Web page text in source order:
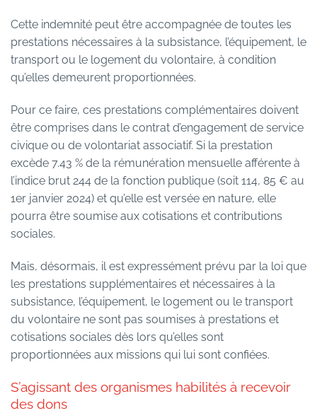
Cette indemnité peut être accompagnée de toutes les
prestations nécessaires à la subsistance, l’équipement, le
transport ou le logement du volontaire, à condition
qu’elles demeurent proportionnées.
Pour ce faire, ces prestations complémentaires doivent
être comprises dans le contrat d’engagement de service
civique ou de volontariat associatif. Si la prestation
excède 7.43 % de la rémunération mensuelle afférente à
l’indice brut 244 de la fonction publique (soit 114, 85 € au
1er janvier 2024) et qu’elle est versée en nature, elle
pourra être soumise aux cotisations et contributions
sociales.
Mais, désormais, il est expressément prévu par la loi que
les prestations supplémentaires et nécessaires à la
subsistance, l’équipement, le logement ou le transport
du volontaire ne sont pas soumises à prestations et
cotisations sociales dès lors qu’elles sont
proportionnées aux missions qui lui sont confiées.
S’agissant des organismes habilités à recevoir
des dons